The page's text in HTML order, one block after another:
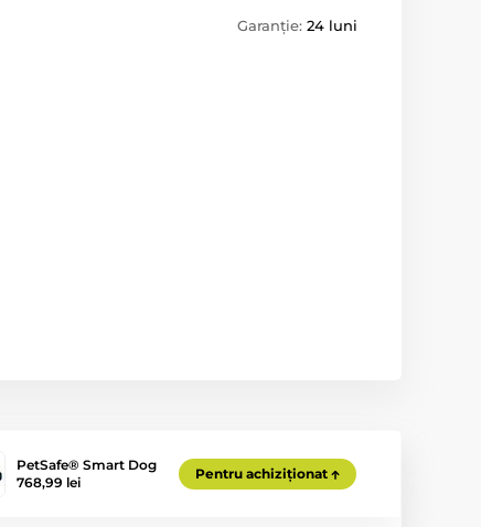
Garanție: 24 luni
PetSafe® Smart Dog
768,99 lei
Pentru achiziționat